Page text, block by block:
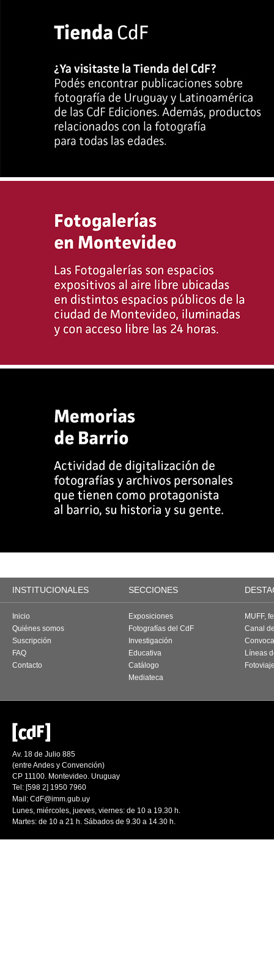
INSTITUCIONALES SECCIONES
Inicio
Quiénes somos
Suscripción
FAQ
Contacto
Exposiciones
Fotografías del CdF
Investigación
Educativa
Catálogo
Mediateca
MUFF,
Canal
Líneas
Av. 18 de Julio 885
(entre Andes y Convención)
CP 11100. Montevideo. Uruguay
Tel: [598 2] 1950 7960
Mail: CdF@imm.gub.uy
Lunes, miércoles, jueves, viernes: de 10 a 19.30 h.
Martes: de 10 a 21 h. Sábados de 9.30 a 14.30 h.